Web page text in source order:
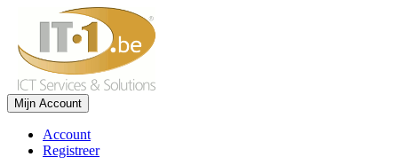
Mijn Account
Account
Registreer